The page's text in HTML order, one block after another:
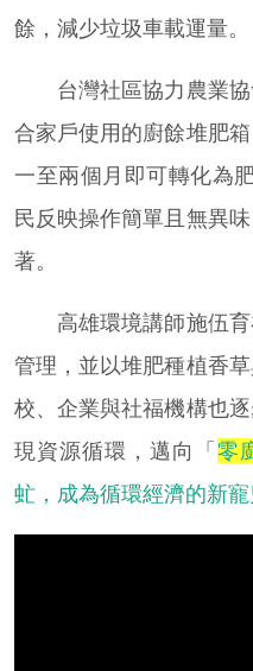
餘，減少垃圾車載運量。
台灣社區協力農業協
合家戶使用的廚餘堆肥
一至兩個月即可轉化為
民反映操作簡單且無異
著。
高雄環境講師施伍育
管理，並以堆肥種植香
校、企業與社福機構也
現資源循環，邁向「零
虻，成為循環經濟的新